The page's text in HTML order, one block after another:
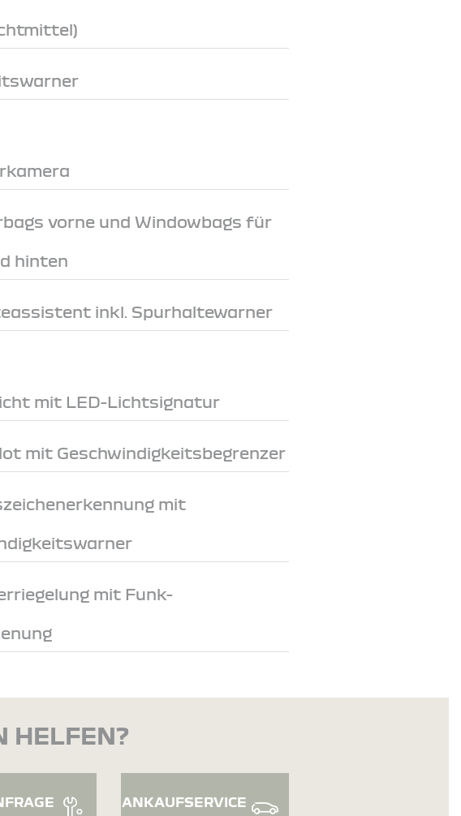
vorne und Windowbags für
hinten
inkl. Spurhaltewarner
mit LED-Lichtsignatur
mit Geschwindigkeitsbegrenzer
mit
mit Funk-
HELFEN?
ANKAUFSERVICE